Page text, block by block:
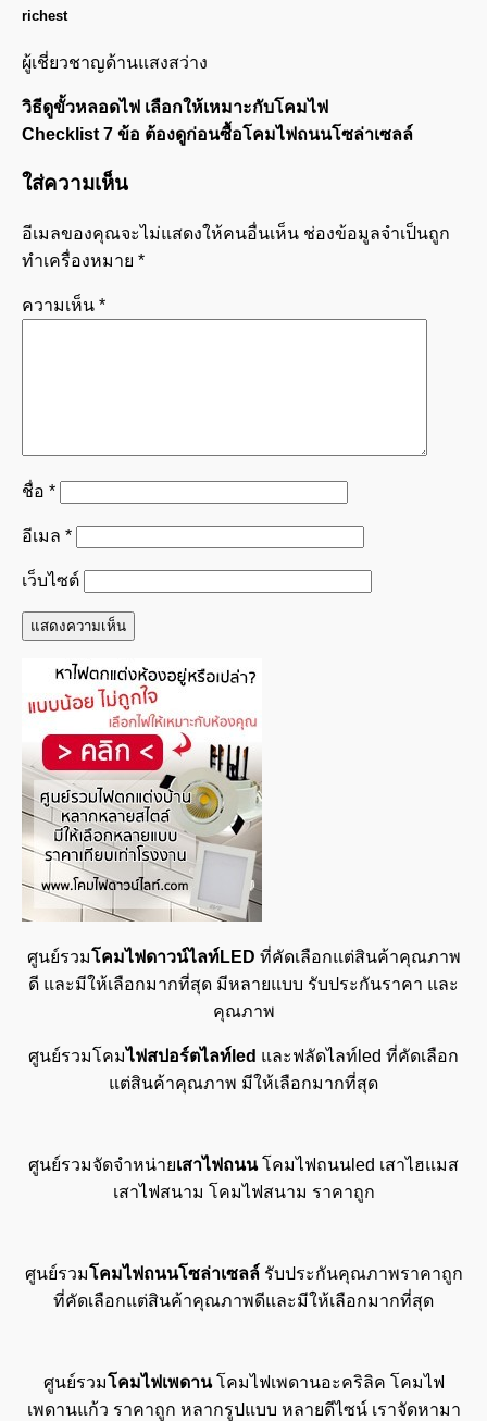
richest
ผู้เชี่ยวชาญด้านแสงสว่าง
วิธีดูขั้วหลอดไฟ เลือกให้เหมาะกับโคมไฟ
Checklist 7 ข้อ ต้องดูก่อนซื้อโคมไฟถนนโซล่าเซลล์
ใส่ความเห็น
อีเมลของคุณจะไม่แสดงให้คนอื่นเห็น ช่องข้อมูลจำเป็นถูก
ทำเครื่องหมาย *
ความเห็น *
ชื่อ *
อีเมล *
เว็บไซต์
ศูนย์รวมโคมไฟดาวน์ไลท์LED ที่คัดเลือกแต่สินค้าคุณภาพ
ดี และมีให้เลือกมากที่สุด มีหลายแบบ รับประกันราคา และ
คุณภาพ
ศูนย์รวมโคมไฟสปอร์ตไลท์led และฟลัดไลท์led ที่คัดเลือก
แต่สินค้าคุณภาพ มีให้เลือกมากที่สุด
ศูนย์รวมจัดจำหน่ายเสาไฟถนนโคมไฟถนนled เสาไฮแมส
เสาไฟสนาม โคมไฟสนาม ราคาถูก
ศูนย์รวมโคมไฟถนนโซล่าเซลล์รับประกันคุณภาพราคาถูก
ที่คัดเลือกแต่สินค้าคุณภาพดีและมีให้เลือกมากที่สุด
ศูนย์รวมโคมไฟเพดานโคมไฟเพดานอะคริลิค โคมไฟ
เพดานแก้ว ราคาถูก หลากรูปแบบ หลายดีไซน์ เราจัดหามา